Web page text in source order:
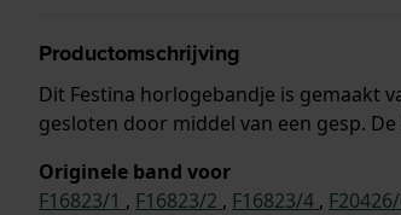
Productomschrijving
Dit Festina horlogebandje is gemaakt
gesloten door middel van een gesp.
Originele band voor
F16823/1 , F16823/2 , F16823/4 ,